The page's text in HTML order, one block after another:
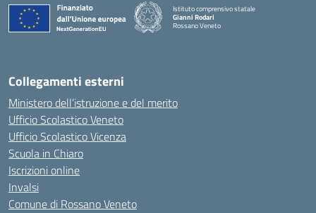
Istituto comprensivo statale
Gianni Rodari
Rossano Veneto
Collegamenti esterni
Ministero dell’istruzione e del merito
Ufficio Scolastico Veneto
Ufficio Scolastico Vicenza
Scuola in Chiaro
Iscrizioni online
Invalsi
Comune di Rossano Veneto